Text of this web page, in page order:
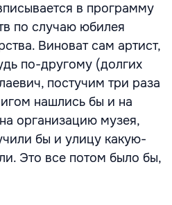
в программу
по случаю юбилея
Виноват сам артист,
по-другому (долгих
постучим три раза
нашлись бы и на
организацию музея,
бы и улицу какую-
Это все потом было бы,